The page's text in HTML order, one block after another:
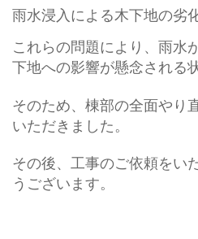
雨水浸入による木下地の劣
これらの問題により、雨水
下地への影響が懸念される
そのため、棟部の全面やり
いただきました。
その後、工事のご依頼をい
うございます。